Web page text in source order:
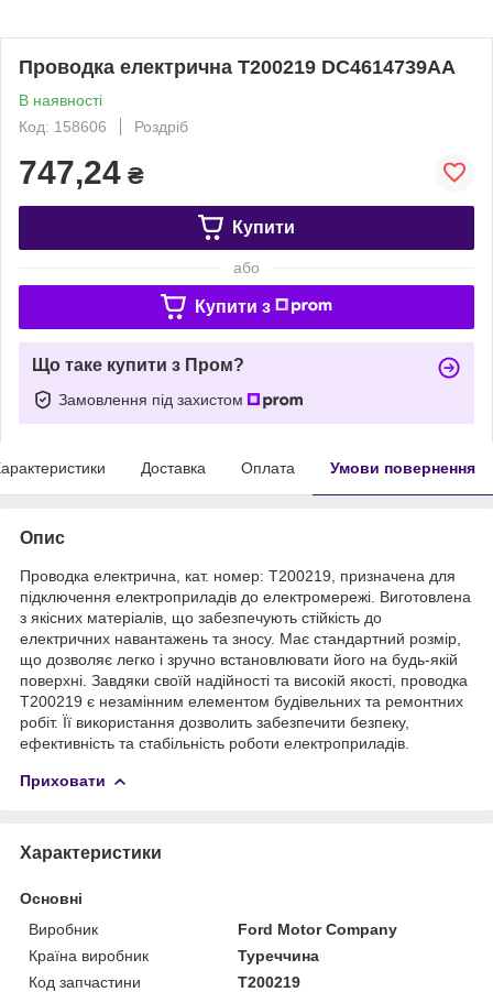
Проводка електрична T200219 DC4614739AA
В наявності
Код: 158606
Роздріб
747,24 ₴
Купити
або
Купити з
Що таке купити з Пром?
Замовлення під захистом
Доставка Оплата Умови повернення
Опис
Проводка електрична, кат. номер: T200219, призначена для
підключення електроприладів до електромережі. Виготовлена
з якісних матеріалів, що забезпечують стійкість до
електричних навантажень та зносу. Має стандартний розмір,
що дозволяє легко і зручно встановлювати його на будь-якій
поверхні. Завдяки своїй надійності та високій якості, проводка
T200219 є незамінним елементом будівельних та ремонтних
робіт. Її використання дозволить забезпечити безпеку,
ефективність та стабільність роботи електроприладів.
Приховати
Характеристики
Основні
Виробник
Ford Motor Company
Країна виробник
Туреччина
Код запчастини
T200219